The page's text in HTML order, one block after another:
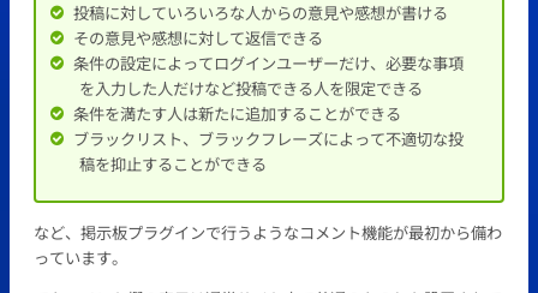
投稿に対していろいろな人からの意見や感想が書ける
その意見や感想に対して返信できる
条件の設定によってログインユーザーだけ、必要な事項
を入力した人だけなど投稿できる人を限定できる
条件を満たす人は新たに追加することができる
ブラックリスト、ブラックフレーズによって不適切な投
稿を抑止することができる
など、掲示板プラグインで行うようなコメント機能が最初から備わ
っています。